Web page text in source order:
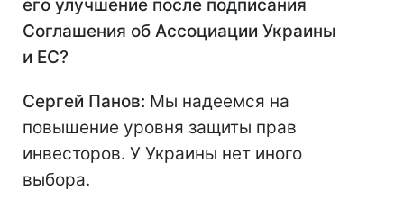
его улучшение после подписания
Соглашения об Ассоциации Украины
и ЕС?
Сергей Панов: Мы надеемся на
повышение уровня защиты прав
инвесторов. У Украины нет иного
выбора.